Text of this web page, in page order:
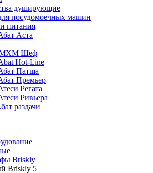
душирующие
посудомоечных машин
питания
Аста
МХМ Шеф
Hot-Line
Патша
Премьер
Регата
Ривьера
раздачи
Briskly
Briskly 5